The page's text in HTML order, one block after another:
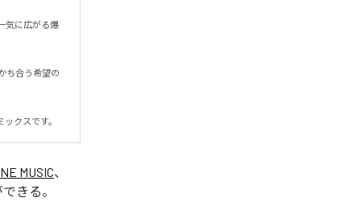
気に広がる爆
ち合う希望の
クスです。
MUSIC、
きる。